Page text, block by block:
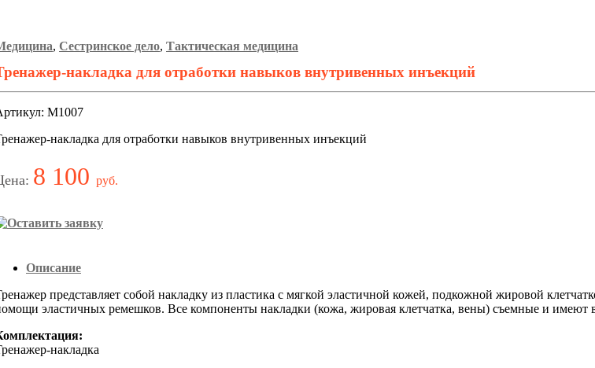
, Сестринское дело, Тактическая медицина
накладка для отработки навыков внутривенных инъекций
М1007
накладка для отработки навыков внутривенных инъекций
8 100 руб.
Описание
представляет собой накладку из пластика с мягкой эластичной кожей, подкожной жировой
эластичных ремешков. Все компоненты накладки (кожа, жировая клетчатка, вены) съемные и имеют
накладка